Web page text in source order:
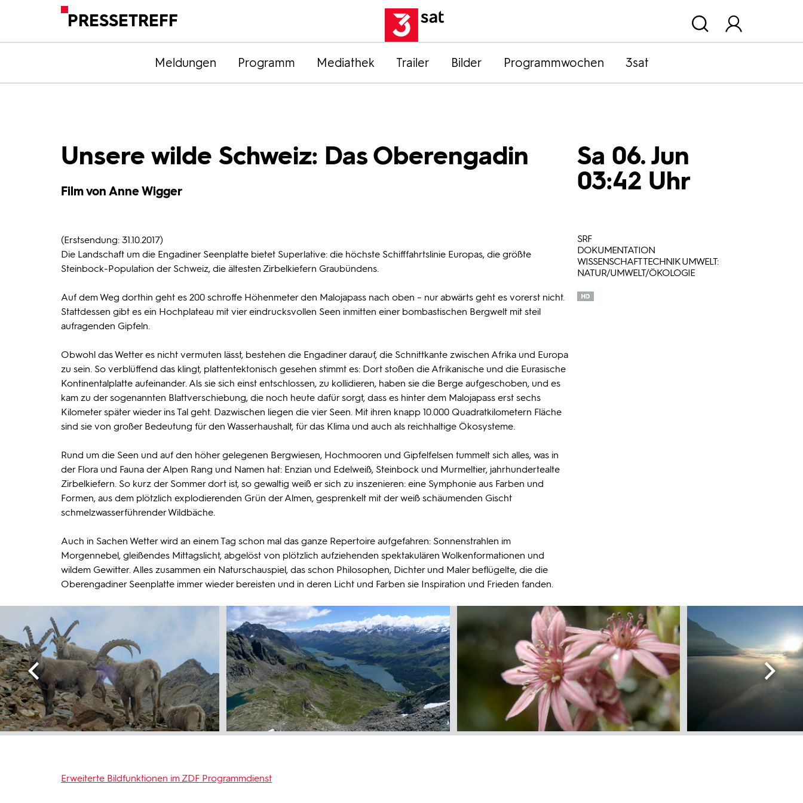
PRESSETREFF
Meldungen Programm Mediathek Trailer Bilder Programmwochen 3sat
Unsere wilde Schweiz: Das Oberengadin
Film von Anne Wigger
Sa 06. Jun
03:42 Uhr
(Erstsendung: 31.10.2017)
Die Landschaft um die Engadiner Seenplatte bietet Superlative: die höchste Schifffahrtslinie Europas, die größte
Steinbock-Population der Schweiz, die ältesten Zirbelkiefern Graubündens.
Auf dem Weg dorthin geht es 200 schroffe Höhenmeter den Malojapass nach oben – nur abwärts geht es vorerst nicht.
Stattdessen gibt es ein Hochplateau mit vier eindrucksvollen Seen inmitten einer bombastischen Bergwelt mit steil
aufragenden Gipfeln.
Obwohl das Wetter es nicht vermuten lässt, bestehen die Engadiner darauf, die Schnittkante zwischen Afrika und Europa
zu sein. So verblüffend das klingt, plattentektonisch gesehen stimmt es: Dort stoßen die Afrikanische und die Eurasische
Kontinentalplatte aufeinander. Als sie sich einst entschlossen, zu kollidieren, haben sie die Berge aufgeschoben, und es
kam zu der sogenannten Blattverschiebung, die noch heute dafür sorgt, dass es hinter dem Malojapass erst sechs
Kilometer später wieder ins Tal geht. Dazwischen liegen die vier Seen. Mit ihren knapp 10.000 Quadratkilometern Fläche
sind sie von großer Bedeutung für den Wasserhaushalt, für das Klima und auch als reichhaltige Ökosysteme.
Rund um die Seen und auf den höher gelegenen Bergwiesen, Hochmooren und Gipfelfelsen tummelt sich alles, was in
der Flora und Fauna der Alpen Rang und Namen hat: Enzian und Edelweiß, Steinbock und Murmeltier, jahrhundertealte
Zirbelkiefern. So kurz der Sommer dort ist, so gewaltig weiß er sich zu inszenieren: eine Symphonie aus Farben und
Formen, aus dem plötzlich explodierenden Grün der Almen, gesprenkelt mit der weiß schäumenden Gischt
schmelzwasserführender Wildbäche.
Auch in Sachen Wetter wird an einem Tag schon mal das ganze Repertoire aufgefahren: Sonnenstrahlen im
Morgennebel, gleißendes Mittagslicht, abgelöst von plötzlich aufziehenden spektakulären Wolkenformationen und
wildem Gewitter. Alles zusammen ein Naturschauspiel, das schon Philosophen, Dichter und Maler beflügelte, die die
Oberengadiner Seenplatte immer wieder bereisten und in deren Licht und Farben sie Inspiration und Frieden fanden.
SRF
DOKUMENTATION
WISSENSCHAFT TECHNIK UMWELT:
NATUR/UMWELT/ÖKOLOGIE
Erweiterte Bildfunktionen im ZDF Programmdienst